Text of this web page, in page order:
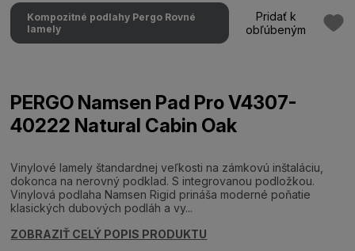
Kompozitné podlahy Pergo Rovné
lamely
Pridať k
obľúbeným
PERGO Namsen Pad Pro V4307-
40222 Natural Cabin Oak
Vinylové lamely štandardnej veľkosti na zámkovú inštaláciu,
dokonca na nerovný podklad. S integrovanou podložkou.
Vinylová podlaha Namsen Rigid prináša moderné poňatie
klasických dubových podláh a vy...
ZOBRAZIŤ CELÝ POPIS PRODUKTU